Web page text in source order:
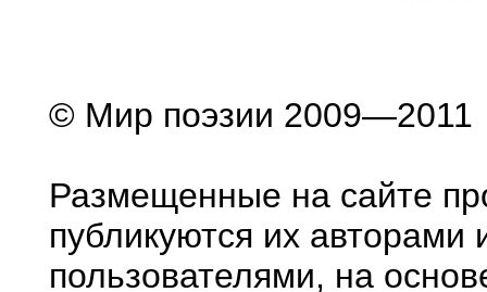
© Мир поэзии 2009—2011
Размещенные на сайте
публикуются их авторами
пользователями, на